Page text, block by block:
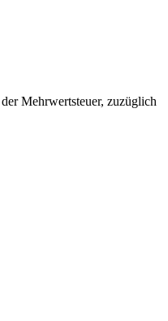
Mehrwertsteuer, zuzüglich